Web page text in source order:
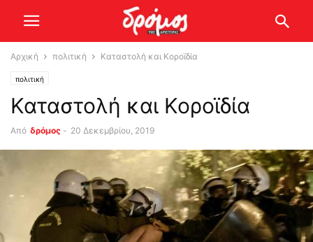
Αρχική πολιτική Καταστολή και Κοροϊδία
πολιτική
Καταστολή και Κοροϊδία
Από δρόμος - 20 Δεκεμβρίου, 2019